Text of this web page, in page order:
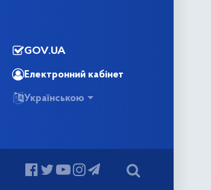
GOV.UA
Електронний кабінет
Українською